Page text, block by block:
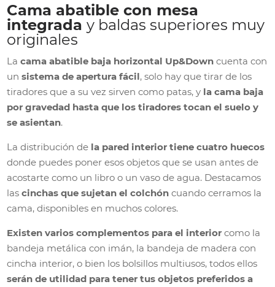
Cama abatible con mesa
integraday baldas superiores muy
originales
Lacama abatible baja horizontal Up&Downcuenta con
unsistema de apertura fácil, solo hay que tirar de los
tiradores que a su vez sirven como patas, y la cama baja
por gravedad hasta que los tiradores tocan el suelo y
se asientan.
La distribución de la pared interior tiene cuatro huecos
donde puedes poner esos objetos que se usan antes de
acostarte como un libro o un vaso de agua. Destacamos
lascinchas que sujetan el colchón cuando cerramos la
cama, disponibles en muchos colores.
Existen varios complementos para el interiorcomo la
bandeja metálica con imán, la bandeja de madera con
cincha interior, o bien los bolsillos multiusos, todos ellos
serán de utilidad para tener tus objetos preferidos a